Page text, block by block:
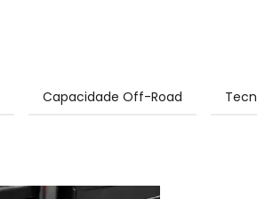
Capacidade Off-Road